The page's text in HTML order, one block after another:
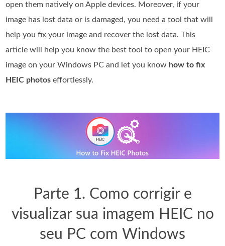
open them natively on Apple devices. Moreover, if your
image has lost data or is damaged, you need a tool that will
help you fix your image and recover the lost data. This
article will help you know the best tool to open your HEIC
image on your Windows PC and let you know how to fix
HEIC photos effortlessly.
Parte 1. Como corrigir e
visualizar sua imagem HEIC no
seu PC com Windows